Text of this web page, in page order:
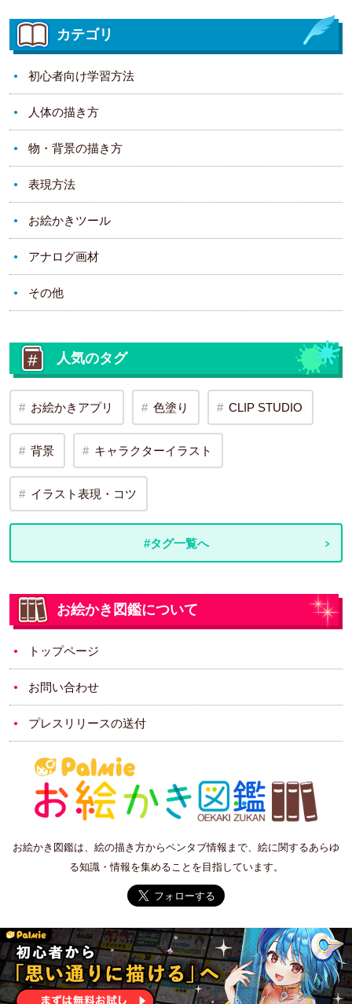
カテゴリ
初心者向け学習方法
人体の描き方
物・背景の描き方
表現方法
お絵かきツール
アナログ画材
その他
人気のタグ
お絵かきアプリ 色塗り CLIP STUDIO
背景 キャラクターイラスト
イラスト表現・コツ
#タグ一覧へ
お絵かき図鑑について
トップページ
お問い合わせ
プレスリリースの送付
お絵かき図鑑は、絵の描き方からペンタブ情報まで、絵に関するあらゆ
る知識・情報を集めることを目指しています。